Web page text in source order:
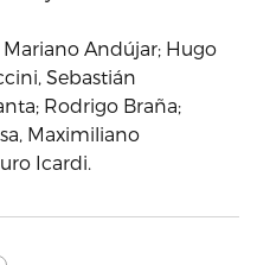
Andújar; Hugo
Sebastián
Rodrigo Braña;
Maximiliano
Icardi.